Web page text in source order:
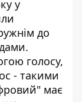
у
до
.
голосу,
- такими
має